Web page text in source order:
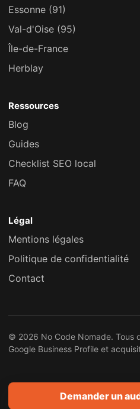
Essonne (91)
Val-d'Oise (95)
Île-de-France
Herblay
Ressources
Blog
Guides
Checklist SEO local
FAQ
Légal
Mentions légales
Politique de confidentialité
Contact
© 2026 No Code Nomade. Tous
Google Business Profile et
Demander un